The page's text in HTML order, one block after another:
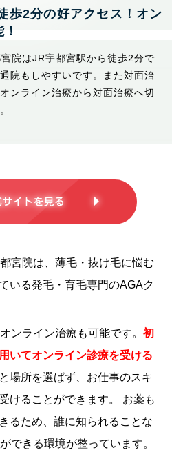
歩2分の好アクセス！オン
院はJR宇都宮駅から徒歩2分で
院もしやすいです。また対面治
ンライン治療から対面治療へ切
宮院は、薄毛・抜け毛に悩む
いる発毛・育毛専門のAGAク
ンライン治療も可能です。 初
いてオンライン診療を受ける
場所を選ばず、お仕事のスキ
けることができます。
お薬も
るため、誰に知られることな
できる環境が整っています。